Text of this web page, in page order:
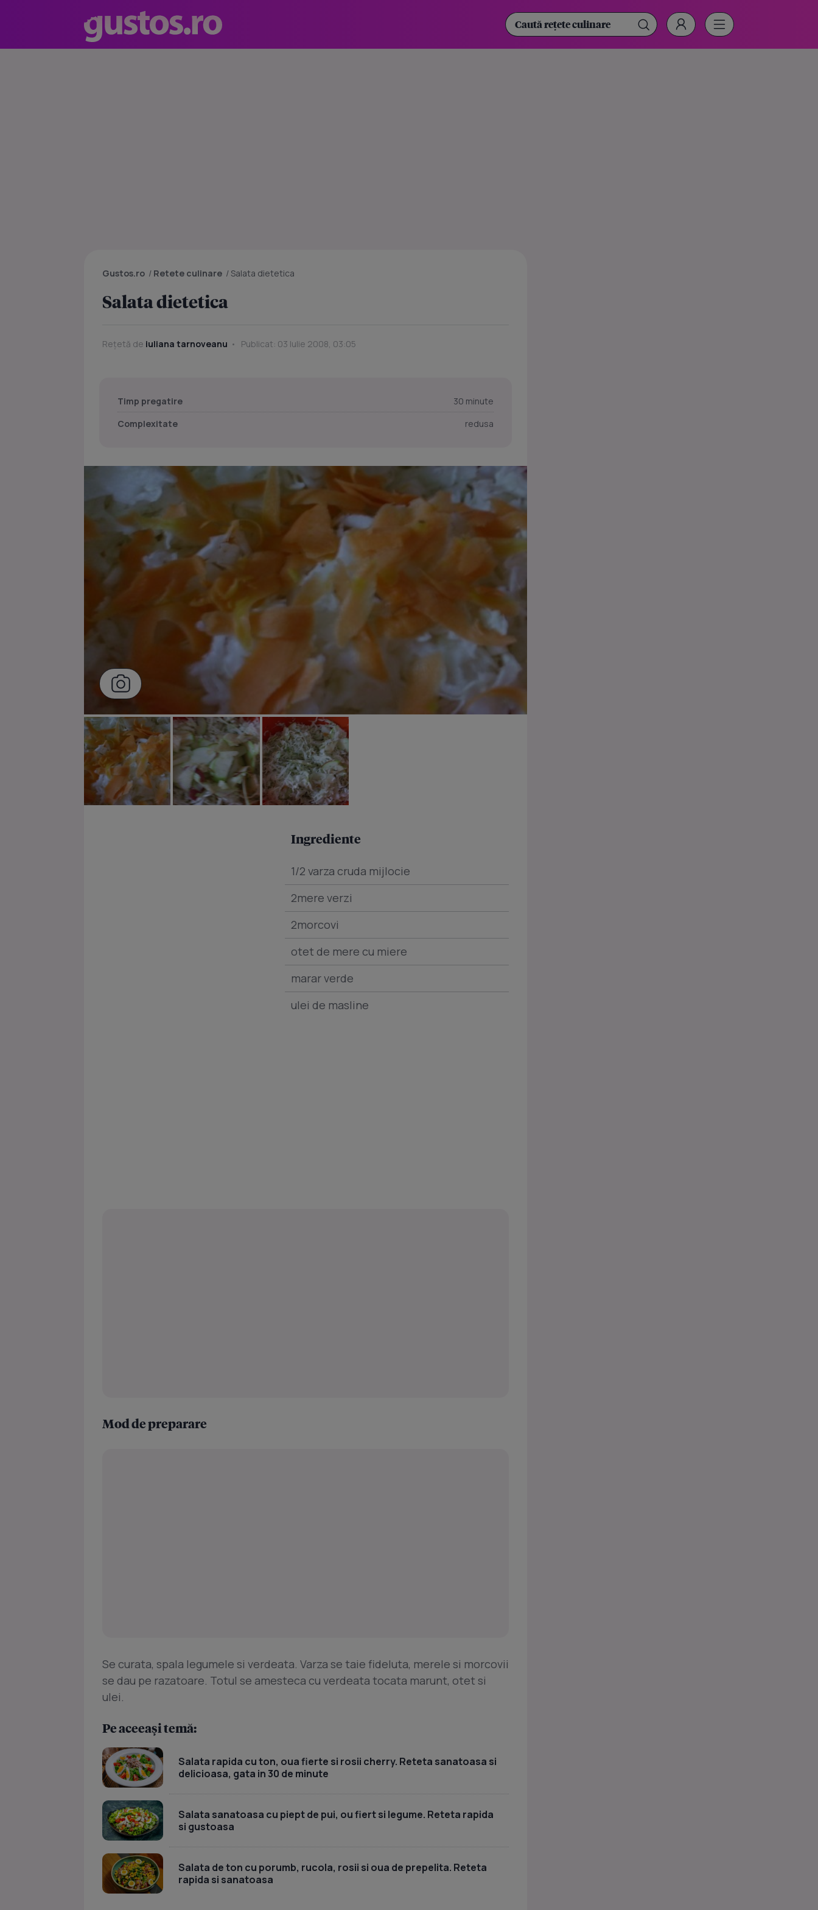
Gustos.ro / Retete culinare /Salata dietetica
Salata dietetica
Rețetă de iuliana tarnoveanu Publicat: 03 Iulie 2008, 03:05
Timp pregatire
30 minute
Complexitate
redusa
Ingrediente
1/2 varza cruda mijlocie
2mere verzi
2morcovi
otet de mere cu miere
marar verde
ulei de masline
Mod de preparare
Se curata, spala legumele si verdeata. Varza se taie fideluta, merele si morcovii
se dau pe razatoare. Totul se amesteca cu verdeata tocata marunt, otet si
ulei.
Pe aceeași temă:
Salata rapida cu ton, oua fierte si rosii cherry. Reteta sanatoasa si
delicioasa, gata in 30 de minute
Salata sanatoasa cu piept de pui, ou fiert si legume. Reteta rapida
si gustoasa
Salata de ton cu porumb, rucola, rosii si oua de prepelita. Reteta
rapida si sanatoasa